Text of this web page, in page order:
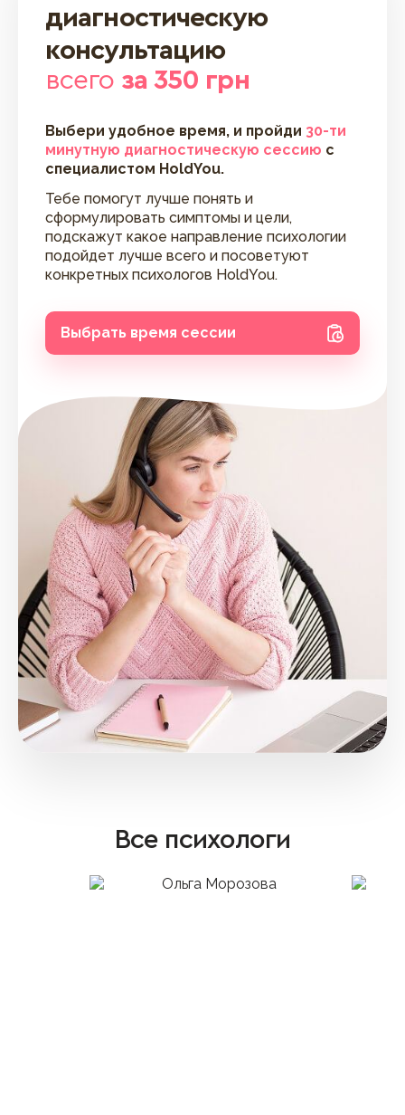
диагностическую
консультацию
всего за 350 грн
Выбери удобное время, и пройди 30-ти
минутную диагностическую сессию с
специалистом HoldYou.
Тебе помогут лучше понять и
сформулировать симптомы и цели,
подскажут какое направление психологии
подойдет лучше всего и посоветуют
конкретных психологов HoldYou.
Выбрать время сессии
Все психологи